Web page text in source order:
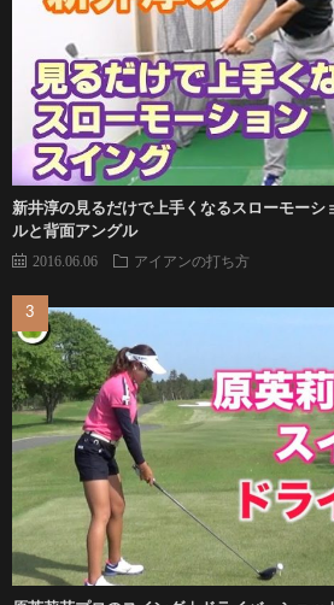
新井淳の見るだけで上手くなるスローモーシ
ルと背面アングル
2016.06.06 アイアンの打ち方